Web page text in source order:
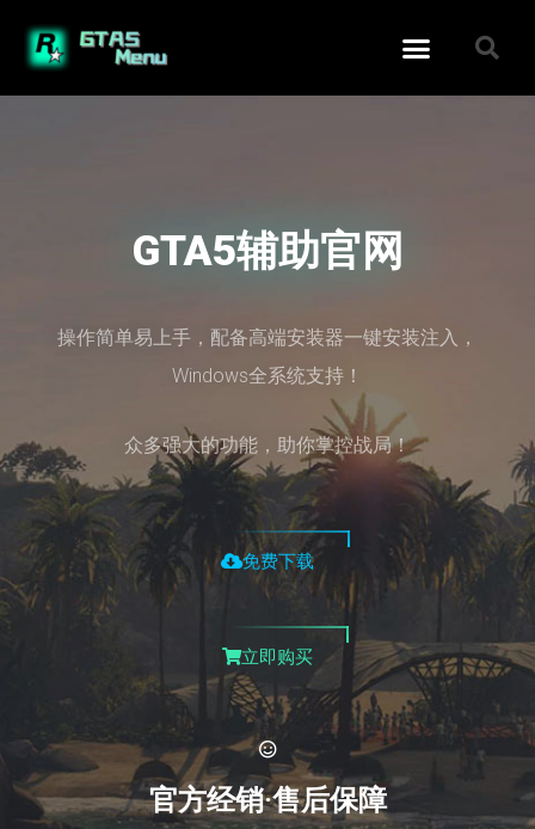
GTA5辅助官网
操作简单易上手，配备高端安装器一键安装注入，
Windows全系统支持！
众多强大的功能，助你掌控战局！
免费下载
立即购买
官方经销·售后保障